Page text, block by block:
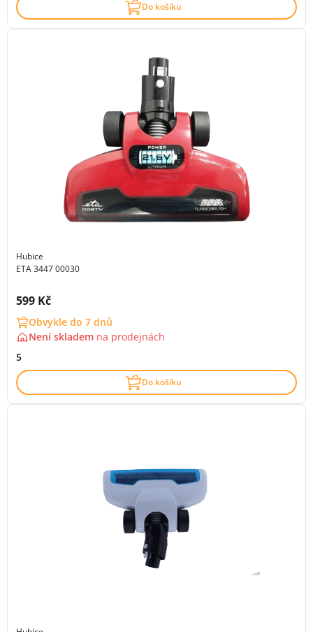
Do košíku
Hubice
ETA 3447 00030
Cena s DPH:
599 Kč
Obvykle do 7 dnů
Není skladem na prodejnách
5
Do košíku